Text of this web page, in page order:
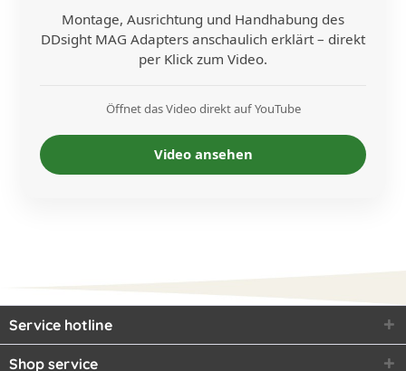
Montage, Ausrichtung und Handhabung des
DDsight MAG Adapters anschaulich erklärt – direkt
per Klick zum Video.
Öffnet das Video direkt auf YouTube
Video ansehen
Service hotline
Shop service